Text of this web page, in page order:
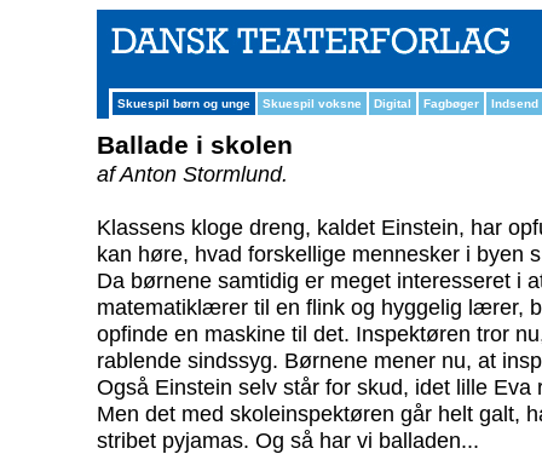
Skuespil børn og unge Skuespil voksne Digital Fagbøger Indsend
Ballade i skolen
af Anton Stormlund.
Klassens kloge dreng, kaldet Einstein, har
kan høre, hvad forskellige mennesker i byen
Da børnene samtidig er meget interesseret i
matematiklærer til en flink og hyggelig lærer,
opfinde en maskine til det. Inspektøren tror
rablende sindssyg. Børnene mener nu, at
Også Einstein selv står for skud, idet lille Eva
Men det med skoleinspektøren går helt galt,
stribet pyjamas. Og så har vi balladen...